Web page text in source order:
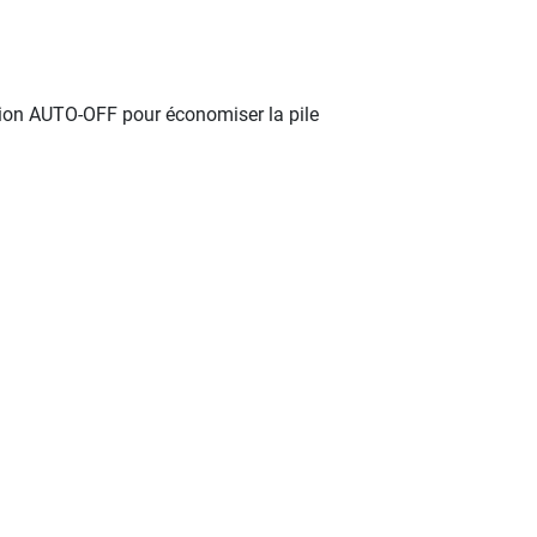
AUTO-OFF pour économiser la pile